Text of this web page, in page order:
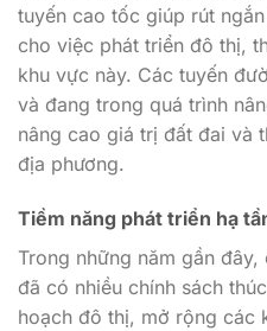
tuyến cao tốc giúp rút
cho việc phát triển đô thị,
khu vực này. Các tuyến
và đang trong quá trình
nâng cao giá trị đất đai và
địa phương.
Tiềm năng phát triển hạ
Trong những năm gần
đã có nhiều chính sách
hoạch đô thị, mở rộng các